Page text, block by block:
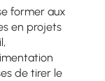
former aux
en projets
de tirer le